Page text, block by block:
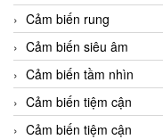
Cảm biến rung
Cảm biến siêu âm
Cảm biến tầm nhìn
Cảm biến tiệm cận
Cảm biến tiệm cận